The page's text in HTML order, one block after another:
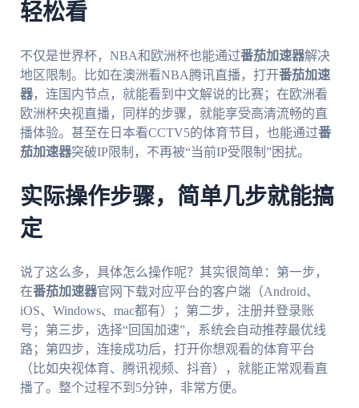
轻松看
不仅是世界杯，NBA和欧洲杯也能通过番茄加速器解决
地区限制。比如在澳洲看NBA腾讯直播，打开番茄加速
器，连国内节点，就能看到中文解说的比赛；在欧洲看
欧洲杯央视直播，同样的步骤，就能享受高清流畅的直
播体验。甚至在日本看CCTV5的体育节目，也能通过番
茄加速器突破IP限制，不再被“当前IP受限制”困扰。
实际操作步骤，简单几步就能搞
定
说了这么多，具体怎么操作呢？其实很简单：第一步，
在番茄加速器官网下载对应平台的客户端（Android、
iOS、Windows、mac都有）；第二步，注册并登录账
号；第三步，选择“回国加速”，系统会自动推荐最优线
路；第四步，连接成功后，打开你想观看的体育平台
（比如央视体育、腾讯视频、抖音），就能正常观看直
播了。整个过程不到5分钟，非常方便。